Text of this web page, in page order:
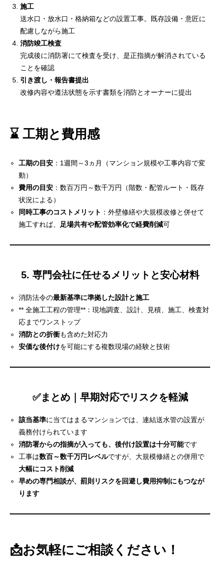
施工
送水口・放水口・格納箱などの設置工事。既存設備・意匠に
配慮しながら施工
消防竣工検査
完成後に消防署にて検査を受け、是正指摘が解消されている
ことを確認
引き渡し・報告書提出
改修内容や遵法状態を示す書類を消防とオーナーに提出
⌛ 工期と費用感
工期の目安 ：1週間～3ヵ月（マンション規模や工事内容で変
動）
費用の目安 ：数百万円～数千万円（階数・配管ルート・既存
状況による）
同時工事のコストメリット ：外壁修繕や大規模改修と併せて
施工すれば、
足場共有や配管効率化で経費削減可
5. 専門会社に任せるメリットと安心材料
消防法令の最新基準に準拠した設計と施工
** 全施工工程の管理**：現地調査、設計、見積、施工、検査対
応までワンストップ
消防との折衝も含めた対応力
安価な後付けを可能にする複数現場の経験と技術
✅まとめ｜早期対応でリスクを軽減
該当基準に当てはまるマンションでは、連結送水管の設置が
義務付けられています
消防署からの指摘が入っても、後付け設置は十分可能です
工事は数百～数千万円レベルですが、大規模修繕との併用で
大幅にコスト削減
早めの専門相談が、罰則リスクを回避し費用抑制にもつなが
ります
📩お気軽にご相談ください！